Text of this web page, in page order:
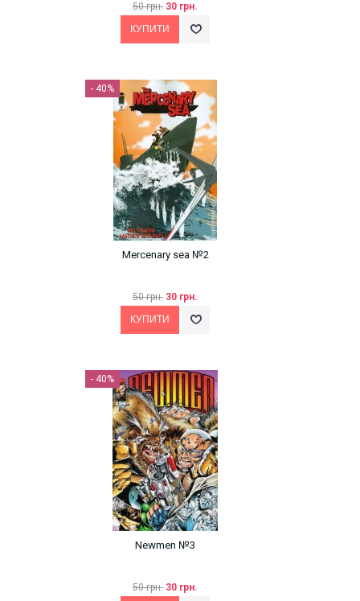
50 грн. 30 грн.
- 40%
Mercenary sea №2
50 грн. 30 грн.
- 40%
Newmen №3
50 грн. 30 грн.